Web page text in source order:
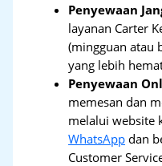
Penyewaan
layanan Carter
(mingguan atau
yang lebih
Penyewaan
memesan dan
melalui website
WhatsApp dan
Customer